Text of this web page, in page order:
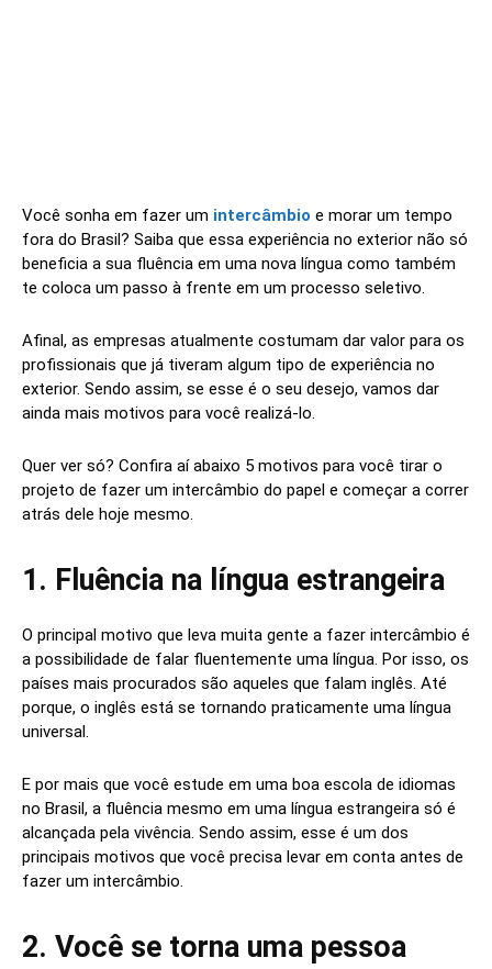
Você sonha em fazer um intercâmbio e morar um tempo
fora do Brasil? Saiba que essa experiência no exterior não só
beneficia a sua fluência em uma nova língua como também
te coloca um passo à frente em um processo seletivo.
Afinal, as empresas atualmente costumam dar valor para os
profissionais que já tiveram algum tipo de experiência no
exterior. Sendo assim, se esse é o seu desejo, vamos dar
ainda mais motivos para você realizá-lo.
Quer ver só? Confira aí abaixo 5 motivos para você tirar o
projeto de fazer um intercâmbio do papel e começar a correr
atrás dele hoje mesmo.
1. Fluência na língua estrangeira
O principal motivo que leva muita gente a fazer intercâmbio é
a possibilidade de falar fluentemente uma língua. Por isso, os
países mais procurados são aqueles que falam inglês. Até
porque, o inglês está se tornando praticamente uma língua
universal.
E por mais que você estude em uma boa escola de idiomas
no Brasil, a fluência mesmo em uma língua estrangeira só é
alcançada pela vivência. Sendo assim, esse é um dos
principais motivos que você precisa levar em conta antes de
fazer um intercâmbio.
2. Você se torna uma pessoa